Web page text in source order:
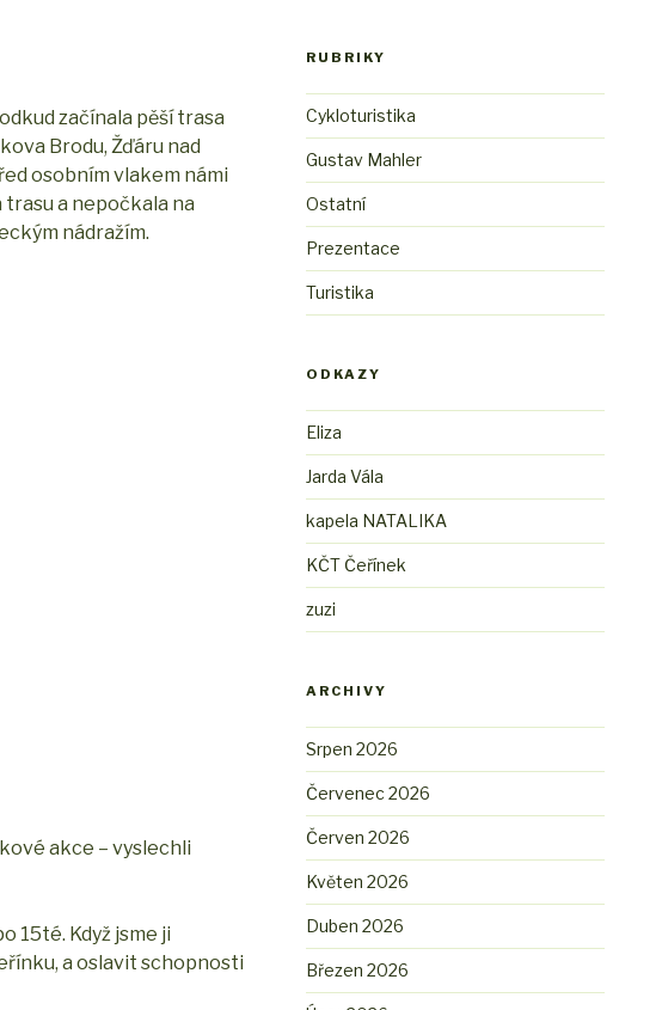
začínala pěší trasa
Brodu, Žďáru nad
osobním vlakem námi
a nepočkala na
nádražím.
akce – vyslechli
15té. Když jsme ji
a oslavit schopnosti
RUBRIKY
Cykloturistika
Gustav Mahler
Ostatní
Prezentace
Turistika
ODKAZY
Eliza
Jarda Vála
kapela NATALIKA
KČT Čeřínek
zuzi
ARCHIVY
Srpen 2026
Červenec 2026
Červen 2026
Květen 2026
Duben 2026
Březen 2026